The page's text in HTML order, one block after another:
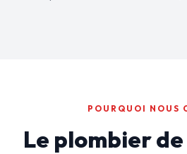
POURQUOI NOUS
Le plombier